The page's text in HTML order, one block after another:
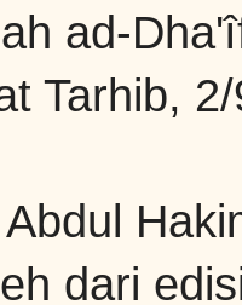
ad-
Tarhib,
dari